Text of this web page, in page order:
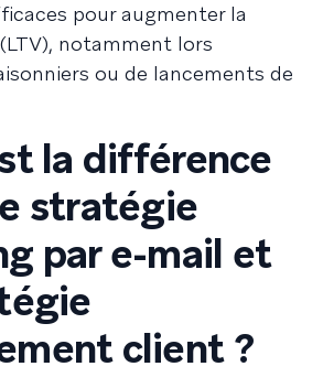
pour augmenter la
notamment lors
ou de lancements de
la différence
stratégie
par e-mail et
client ?